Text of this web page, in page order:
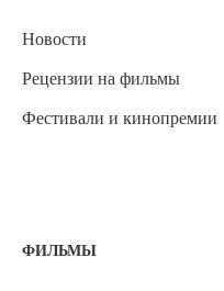
Новости
Рецензии на фильмы
Фестивали и кинопремии
ФИЛЬМЫ